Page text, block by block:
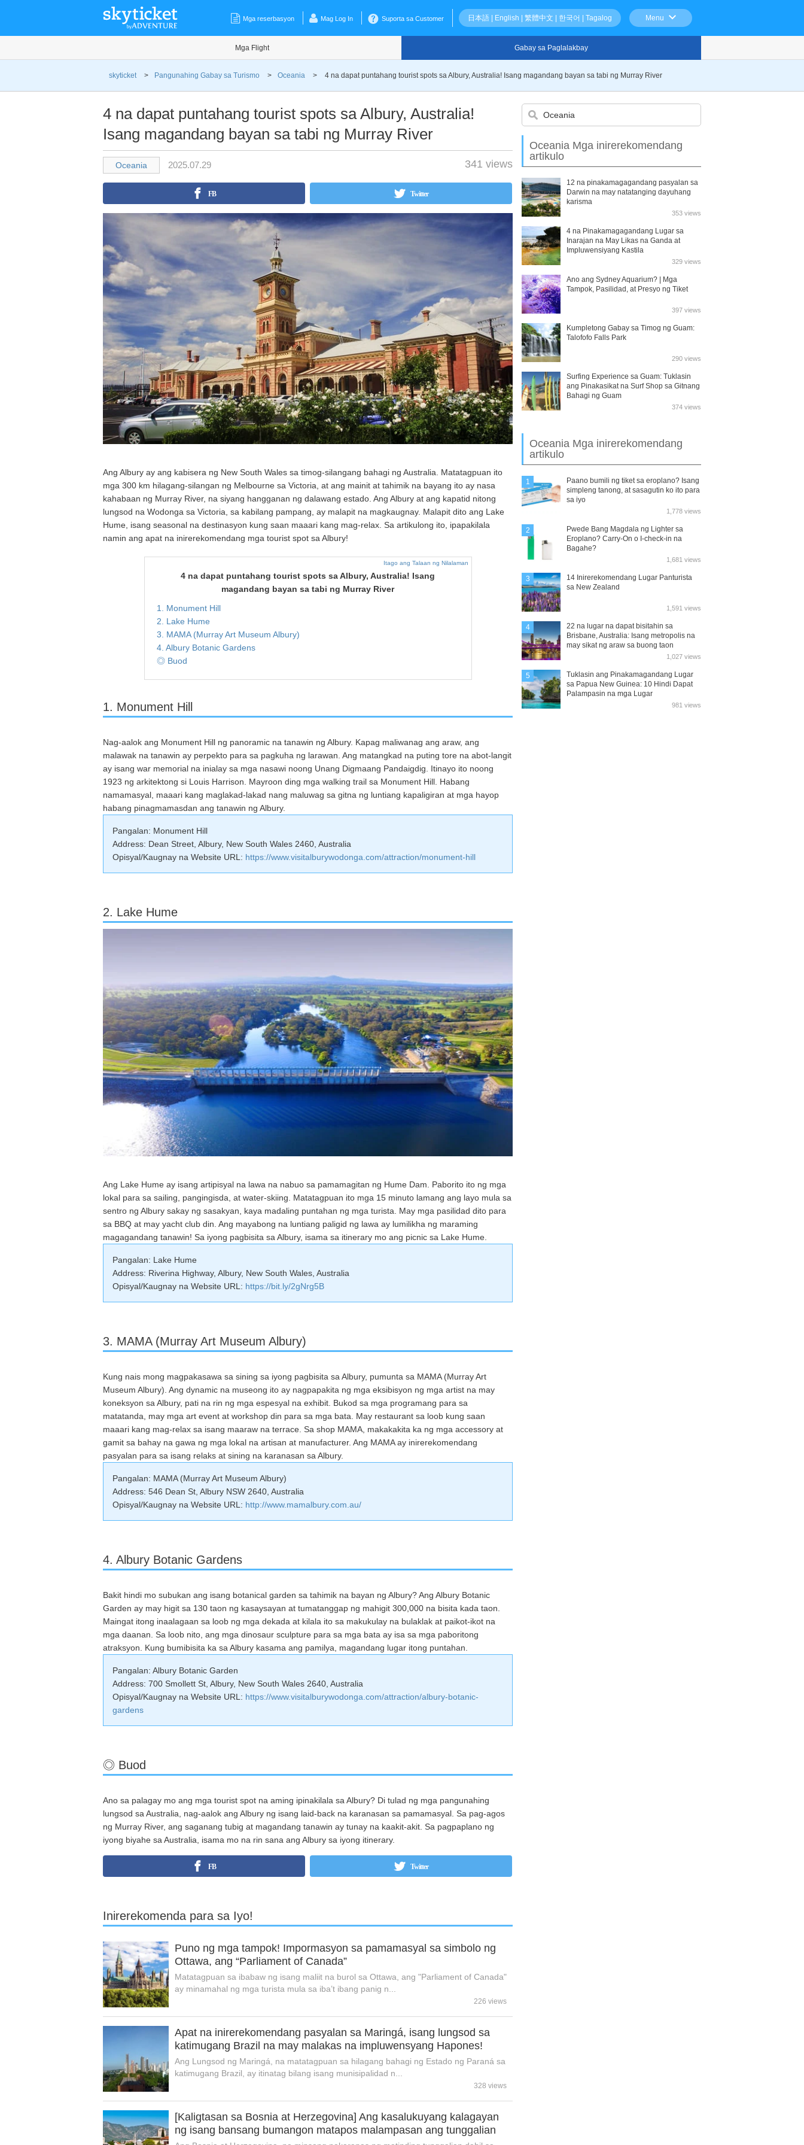
Mga reserbasyon Mag Log In Suporta sa Customer 日本語 English 繁體中文 한국어 Tagalog Menu
Mga Flight Gabay sa Paglalakbay
skyticket > Pangunahing Gabay sa Turismo > Oceania > 4 na dapat puntahang tourist spots sa Albury, Australia! Isang magandang bayan sa tabi ng Murray River
4 na dapat puntahang tourist spots sa Albury, Australia!
Isang magandang bayan sa tabi ng Murray River
Oceania 2025.07.29 341 views
FB Twitter
Ang Albury ay ang kabisera ng New South Wales sa timog-silangang bahagi ng Australia. Matatagpuan ito
mga 300 km hilagang-silangan ng Melbourne sa Victoria, at ang mainit at tahimik na bayang ito ay nasa
kahabaan ng Murray River, na siyang hangganan ng dalawang estado. Ang Albury at ang kapatid nitong
lungsod na Wodonga sa Victoria, sa kabilang pampang, ay malapit na magkaugnay. Malapit dito ang Lake
Hume, isang seasonal na destinasyon kung saan maaari kang mag-relax. Sa artikulong ito, ipapakilala
namin ang apat na inirerekomendang mga tourist spot sa Albury!
Itago ang Talaan ng Nilalaman
4 na dapat puntahang tourist spots sa Albury, Australia! Isang
magandang bayan sa tabi ng Murray River
1. Monument Hill
2. Lake Hume
3. MAMA (Murray Art Museum Albury)
4. Albury Botanic Gardens
◎ Buod
1. Monument Hill
Nag-aalok ang Monument Hill ng panoramic na tanawin ng Albury. Kapag maliwanag ang araw, ang
malawak na tanawin ay perpekto para sa pagkuha ng larawan. Ang matangkad na puting tore na abot-langit
ay isang war memorial na inialay sa mga nasawi noong Unang Digmaang Pandaigdig. Itinayo ito noong
1923 ng arkitektong si Louis Harrison. Mayroon ding mga walking trail sa Monument Hill. Habang
namamasyal, maaari kang maglakad-lakad nang maluwag sa gitna ng luntiang kapaligiran at mga hayop
habang pinagmamasdan ang tanawin ng Albury.
Pangalan: Monument Hill
Address: Dean Street, Albury, New South Wales 2460, Australia
Opisyal/Kaugnay na Website URL: https://www.visitalburywodonga.com/attraction/monument-hill
2. Lake Hume
Ang Lake Hume ay isang artipisyal na lawa na nabuo sa pamamagitan ng Hume Dam. Paborito ito ng mga
lokal para sa sailing, pangingisda, at water-skiing. Matatagpuan ito mga 15 minuto lamang ang layo mula sa
sentro ng Albury sakay ng sasakyan, kaya madaling puntahan ng mga turista. May mga pasilidad dito para
sa BBQ at may yacht club din. Ang mayabong na luntiang paligid ng lawa ay lumilikha ng maraming
magagandang tanawin! Sa iyong pagbisita sa Albury, isama sa itinerary mo ang picnic sa Lake Hume.
Pangalan: Lake Hume
Address: Riverina Highway, Albury, New South Wales, Australia
Opisyal/Kaugnay na Website URL: https://bit.ly/2gNrg5B
3. MAMA (Murray Art Museum Albury)
Kung nais mong magpakasawa sa sining sa iyong pagbisita sa Albury, pumunta sa MAMA (Murray Art
Museum Albury). Ang dynamic na museong ito ay nagpapakita ng mga eksibisyon ng mga artist na may
koneksyon sa Albury, pati na rin ng mga espesyal na exhibit. Bukod sa mga programang para sa
matatanda, may mga art event at workshop din para sa mga bata. May restaurant sa loob kung saan
maaari kang mag-relax sa isang maaraw na terrace. Sa shop MAMA, makakakita ka ng mga accessory at
gamit sa bahay na gawa ng mga lokal na artisan at manufacturer. Ang MAMA ay inirerekomendang
pasyalan para sa isang relaks at sining na karanasan sa Albury.
Pangalan: MAMA (Murray Art Museum Albury)
Address: 546 Dean St, Albury NSW 2640, Australia
Opisyal/Kaugnay na Website URL: http://www.mamalbury.com.au/
4. Albury Botanic Gardens
Bakit hindi mo subukan ang isang botanical garden sa tahimik na bayan ng Albury? Ang Albury Botanic
Garden ay may higit sa 130 taon ng kasaysayan at tumatanggap ng mahigit 300,000 na bisita kada taon.
Maingat itong inaalagaan sa loob ng mga dekada at kilala ito sa makukulay na bulaklak at paikot-ikot na
mga daanan. Sa loob nito, ang mga dinosaur sculpture para sa mga bata ay isa sa mga paboritong
atraksyon. Kung bumibisita ka sa Albury kasama ang pamilya, magandang lugar itong puntahan.
Pangalan: Albury Botanic Garden
Address: 700 Smollett St, Albury, New South Wales 2640, Australia
Opisyal/Kaugnay na Website URL: https://www.visitalburywodonga.com/attraction/albury-botanic-
gardens
◎ Buod
Ano sa palagay mo ang mga tourist spot na aming ipinakilala sa Albury? Di tulad ng mga pangunahing
lungsod sa Australia, nag-aalok ang Albury ng isang laid-back na karanasan sa pamamasyal. Sa pag-agos
ng Murray River, ang saganang tubig at magandang tanawin ay tunay na kaakit-akit. Sa pagpaplano ng
iyong biyahe sa Australia, isama mo na rin sana ang Albury sa iyong itinerary.
FB Twitter
Inirerekomenda para sa Iyo!
Puno ng mga tampok! Impormasyon sa pamamasyal sa simbolo ng
Ottawa, ang “Parliament of Canada”
Matatagpuan sa ibabaw ng isang maliit na burol sa Ottawa, ang "Parliament of Canada"
ay minamahal ng mga turista mula sa iba’t ibang panig n...
226 views
Apat na inirerekomendang pasyalan sa Maringá, isang lungsod sa
katimugang Brazil na may malakas na impluwensyang Hapones!
Ang Lungsod ng Maringá, na matatagpuan sa hilagang bahagi ng Estado ng Paraná sa
katimugang Brazil, ay itinatag bilang isang munisipalidad n...
328 views
[Kaligtasan sa Bosnia at Herzegovina] Ang kasalukuyang kalagayan
ng isang bansang bumangon matapos malampasan ang tunggalian
Oceania Mga inirerekomendang
artikulo
12 na pinakamagagandang pasyalan sa
Darwin na may natatanging dayuhang
karisma
353 views
4 na Pinakamagagandang Lugar sa
Inarajan na May Likas na Ganda at
Impluwensiyang Kastila
329 views
Ano ang Sydney Aquarium? | Mga
Tampok, Pasilidad, at Presyo ng Tiket
397 views
Kumpletong Gabay sa Timog ng Guam:
Talofofo Falls Park
290 views
Surfing Experience sa Guam: Tuklasin
ang Pinakasikat na Surf Shop sa Gitnang
Bahagi ng Guam
374 views
Oceania Mga inirerekomendang
artikulo
1
Paano bumili ng tiket sa eroplano? Isang
simpleng tanong, at sasagutin ko ito para
sa iyo
1,778 views
2
Pwede Bang Magdala ng Lighter sa
Eroplano? Carry-On o I-check-in na
Bagahe?
1,681 views
3
14 Inirerekomendang Lugar Panturista
sa New Zealand
1,591 views
4
22 na lugar na dapat bisitahin sa
Brisbane, Australia: Isang metropolis na
may sikat ng araw sa buong taon
1,027 views
5
Tuklasin ang Pinakamagandang Lugar
sa Papua New Guinea: 10 Hindi Dapat
Palampasin na mga Lugar
981 views